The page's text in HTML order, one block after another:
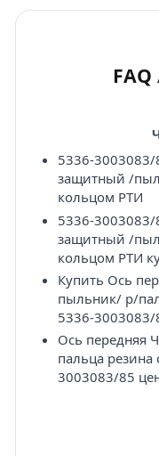
5336-3003083/
защитный /
кольцом РТИ
5336-3003083/
защитный /
кольцом РТИ
Купить Ось
пыльник/ р/
5336-3003083/
Ось передняя
пальца
3003083/85